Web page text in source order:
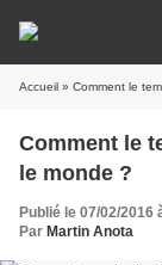
Accueil » Comment le
Comment le
le monde ?
Publié le 07/02/2016
Par Martin Anota